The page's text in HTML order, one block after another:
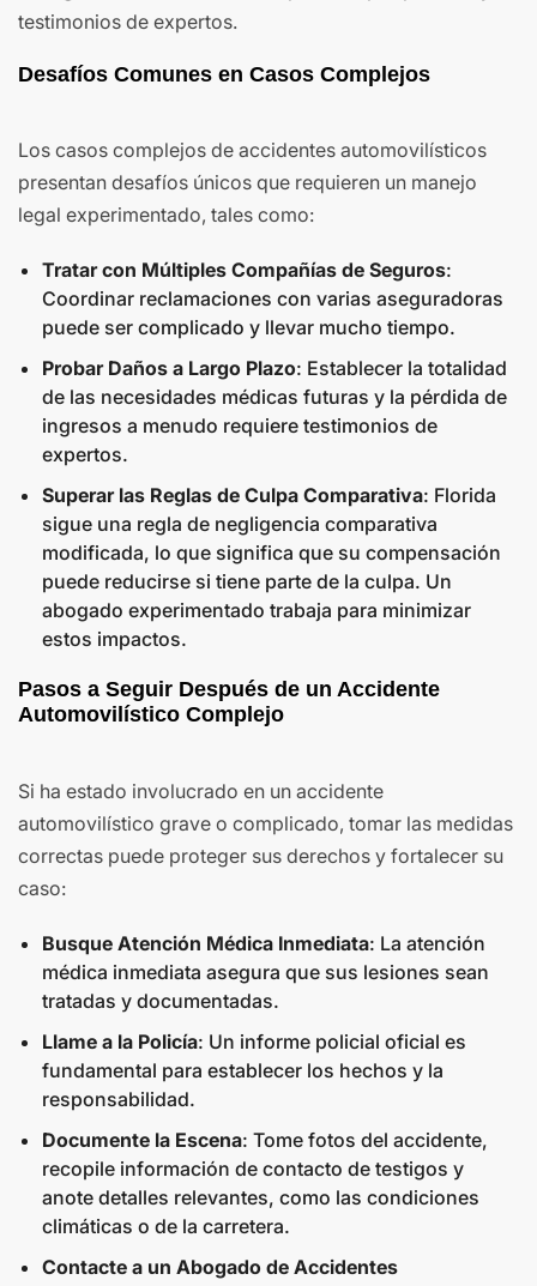
testimonios de expertos.
Desafíos Comunes en Casos Complejos
Los casos complejos de accidentes automovilísticos
presentan desafíos únicos que requieren un manejo
legal experimentado, tales como:
Tratar con Múltiples Compañías de Seguros:
Coordinar reclamaciones con varias aseguradoras
puede ser complicado y llevar mucho tiempo.
Probar Daños a Largo Plazo: Establecer la totalidad
de las necesidades médicas futuras y la pérdida de
ingresos a menudo requiere testimonios de
expertos.
Superar las Reglas de Culpa Comparativa: Florida
sigue una regla de negligencia comparativa
modificada, lo que significa que su compensación
puede reducirse si tiene parte de la culpa. Un
abogado experimentado trabaja para minimizar
estos impactos.
Pasos a Seguir Después de un Accidente
Automovilístico Complejo
Si ha estado involucrado en un accidente
automovilístico grave o complicado, tomar las medidas
correctas puede proteger sus derechos y fortalecer su
caso:
Busque Atención Médica Inmediata: La atención
médica inmediata asegura que sus lesiones sean
tratadas y documentadas.
Llame a la Policía: Un informe policial oficial es
fundamental para establecer los hechos y la
responsabilidad.
Documente la Escena: Tome fotos del accidente,
recopile información de contacto de testigos y
anote detalles relevantes, como las condiciones
climáticas o de la carretera.
Contacte a un Abogado de Accidentes